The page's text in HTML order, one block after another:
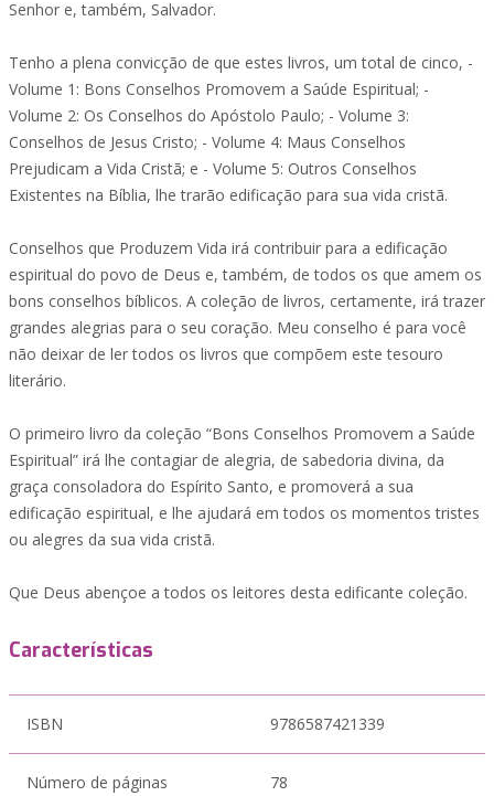
Senhor e, também, Salvador.
Tenho a plena convicção de que estes livros, um total de cinco, -
Volume 1: Bons Conselhos Promovem a Saúde Espiritual; -
Volume 2: Os Conselhos do Apóstolo Paulo; - Volume 3:
Conselhos de Jesus Cristo; - Volume 4: Maus Conselhos
Prejudicam a Vida Cristã; e - Volume 5: Outros Conselhos
Existentes na Bíblia, lhe trarão edificação para sua vida cristã.
Conselhos que Produzem Vida irá contribuir para a edificação
espiritual do povo de Deus e, também, de todos os que amem os
bons conselhos bíblicos. A coleção de livros, certamente, irá trazer
grandes alegrias para o seu coração. Meu conselho é para você
não deixar de ler todos os livros que compõem este tesouro
literário.
O primeiro livro da coleção “Bons Conselhos Promovem a Saúde
Espiritual” irá lhe contagiar de alegria, de sabedoria divina, da
graça consoladora do Espírito Santo, e promoverá a sua
edificação espiritual, e lhe ajudará em todos os momentos tristes
ou alegres da sua vida cristã.
Que Deus abençoe a todos os leitores desta edificante coleção.
Características
ISBN 9786587421339
Número de páginas 78